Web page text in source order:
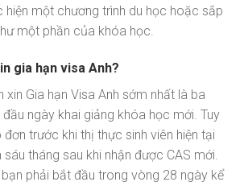
hiện một chương trình du học hoặc sắp
một phần của khóa học.
gia hạn visa Anh?
xin Gia hạn Visa Anh sớm nhất là ba
ngày khai giảng khóa học mới. Tuy
đơn trước khi thị thực sinh viên hiện tại
tháng sau khi nhận được CAS mới.
phải bắt đầu trong vòng 28 ngày kể